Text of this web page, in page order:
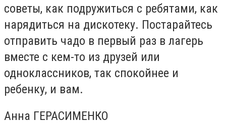
советы, как подружиться с ребятами, как
нарядиться на дискотеку. Постарайтесь
отправить чадо в первый раз в лагерь
вместе с кем-то из друзей или
одноклассников, так спокойнее и
ребенку, и вам.
Анна ГЕРАСИМЕНКО